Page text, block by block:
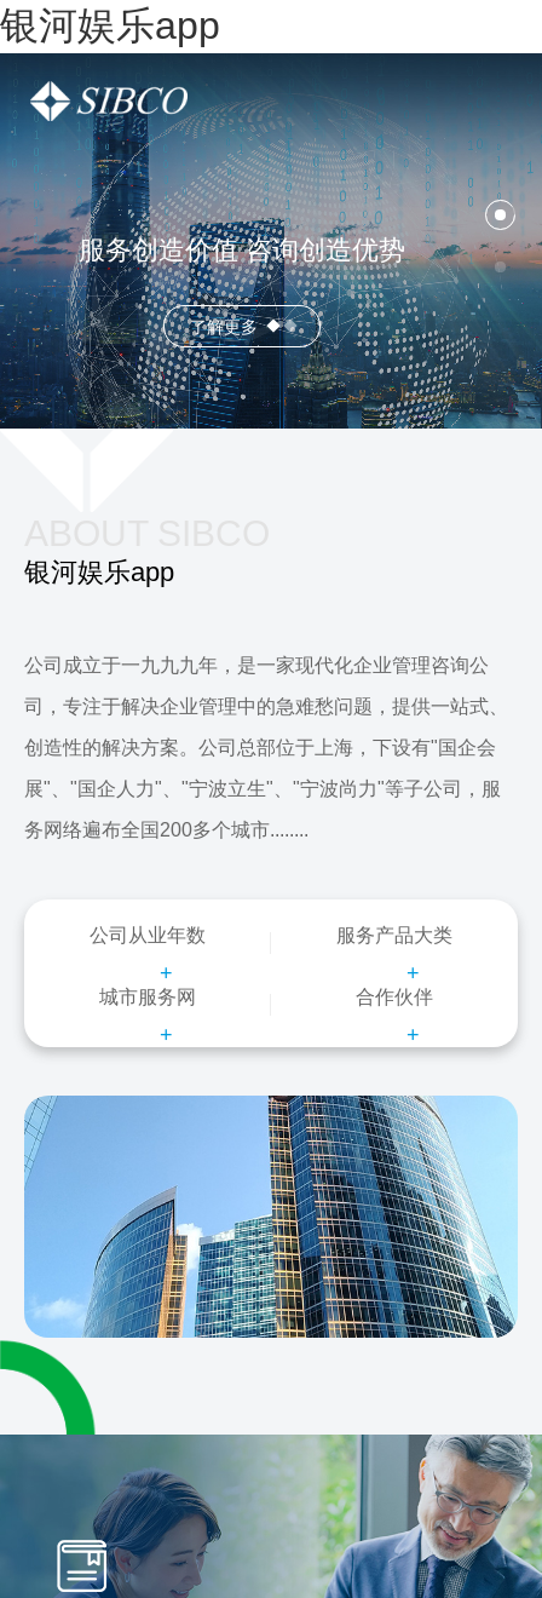
银河娱乐app
服务创造价值 咨询创造优势
了解更多
银河娱乐app
公司成立于一九九九年，是一家现代化企业管理咨询公
司，专注于解决企业管理中的急难愁问题，提供一站式、
创造性的解决方案。公司总部位于上海，下设有"国企会
展"、"国企人力"、"宁波立生"、"宁波尚力"等子公司，服
务网络遍布全国200多个城市........
公司从业年数
+
服务产品大类
+
城市服务网
+
合作伙伴
+